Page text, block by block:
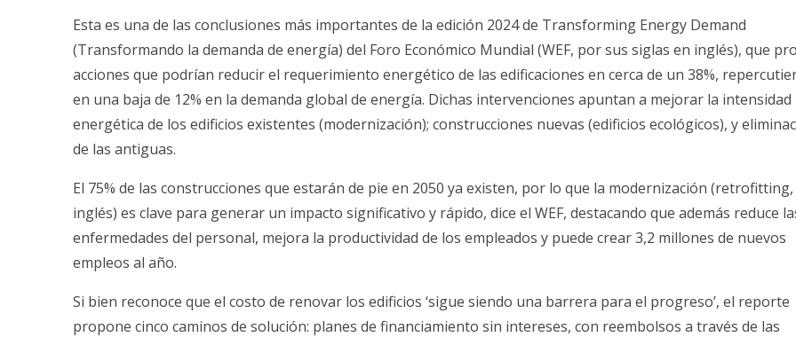
Esta es una de las conclusiones más importantes de la edición 2024 de Transforming Energy Demand
(Transformando la demanda de energía) del Foro Económico Mundial (WEF, por sus siglas en inglés), que
acciones que podrían reducir el requerimiento energético de las edificaciones en cerca de un 38%,
en una baja de 12% en la demanda global de energía. Dichas intervenciones apuntan a mejorar la intensidad
energética de los edificios existentes (modernización); construcciones nuevas (edificios ecológicos), y
de las antiguas.
El 75% de las construcciones que estarán de pie en 2050 ya existen, por lo que la modernización (retrofitting,
inglés) es clave para generar un impacto significativo y rápido, dice el WEF, destacando que además reduce
enfermedades del personal, mejora la productividad de los empleados y puede crear 3,2 millones de nuevos
empleos al año.
Si bien reconoce que el costo de renovar los edificios ‘sigue siendo una barrera para el progreso’, el reporte
propone cinco caminos de solución: planes de financiamiento sin intereses, con reembolsos a través de las